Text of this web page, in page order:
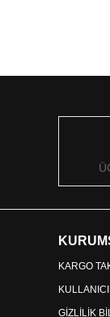
KARGO
GİZLİLİK